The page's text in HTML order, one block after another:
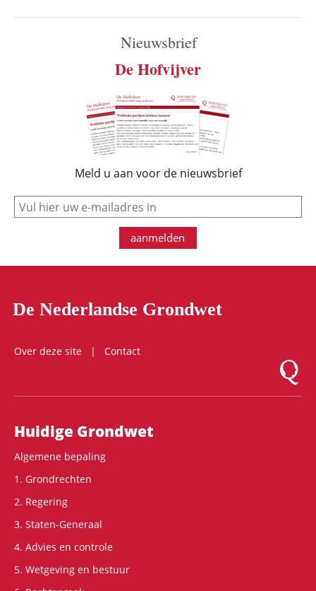
Nieuwsbrief
De Hofvijver
Meld u aan voor de nieuwsbrief
e-mail
aanmelden
De Nederlandse Grondwet
Over deze site
Contact
Logo
Hoofdnavigatie
Huidige Grondwet
Algemene bepaling
1. Grondrechten
2. Regering
3. Staten-Generaal
4. Advies en controle
5. Wetgeving en bestuur